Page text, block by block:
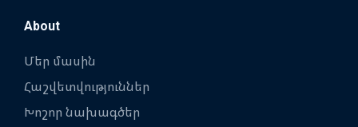
About
Մեր մասին
Հաշվետվություններ
Խոշոր նախագծեր